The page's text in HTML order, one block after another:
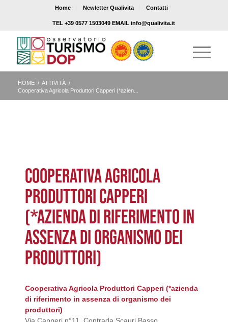
Home Newletter Qualivita Contatti
TEL +39 0577 1503049 EMAIL info@qualivita.it
HOME / ATTIVITÀ /
Cooperativa Agricola Produttori Capperi (*azien...
COOPERATIVA AGRICOLA
PRODUTTORI CAPPERI
(*AZIENDA DI RIFERIMENTO IN
ASSENZA DI ORGANISMO DEI
PRODUTTORI)
Cooperativa Agricola Produttori Capperi (*azienda
di riferimento in assenza di organismo dei
produttori)